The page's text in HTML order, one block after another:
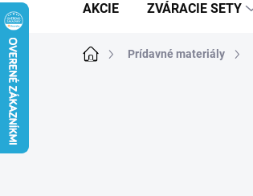
AKCIE ZVÁRACIE SETY
DomovPrídavné materiály